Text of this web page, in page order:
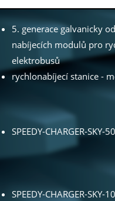
5. generace galvanicky
nabíjecích modulů pro
elektrobusů
rychlonabíjecí stanice -
SPEEDY-CHARGER-
SPEEDY-CHARGER-